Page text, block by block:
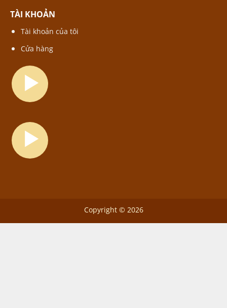
TÀI KHOẢN
Tài khoản của tôi
Cửa hàng
Copyright © 2026